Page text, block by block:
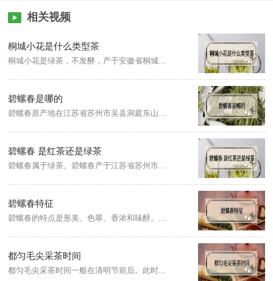
相关视频
桐城小花是什么类型茶
碧螺春是哪的
碧螺春 是红茶还是绿茶
碧螺春特征
都匀毛尖采茶时间